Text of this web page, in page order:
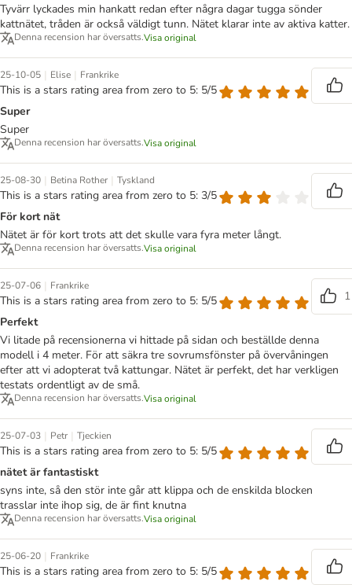
Tyvärr lyckades min hankatt redan efter några dagar tugga sönder
kattnätet, tråden är också väldigt tunn. Nätet klarar inte av aktiva katter.
Denna recension har översatts.Visa original
25-10-05 | Elise | Frankrike
This is a stars rating area from zero to 5: 5/5
Super
Super
Denna recension har översatts.Visa original
25-08-30 | Betina Rother | Tyskland
This is a stars rating area from zero to 5: 3/5
För kort nät
Nätet är för kort trots att det skulle vara fyra meter långt.
Denna recension har översatts.Visa original
25-07-06 | Frankrike
This is a stars rating area from zero to 5: 5/5
1
Perfekt
Vi litade på recensionerna vi hittade på sidan och beställde denna
modell i 4 meter. För att säkra tre sovrumsfönster på övervåningen
efter att vi adopterat två kattungar. Nätet är perfekt, det har verkligen
testats ordentligt av de små.
Denna recension har översatts.Visa original
25-07-03 | Petr | Tjeckien
This is a stars rating area from zero to 5: 5/5
nätet är fantastiskt
syns inte, så den stör inte går att klippa och de enskilda blocken
trasslar inte ihop sig, de är fint knutna
Denna recension har översatts.Visa original
25-06-20 | Frankrike
This is a stars rating area from zero to 5: 5/5